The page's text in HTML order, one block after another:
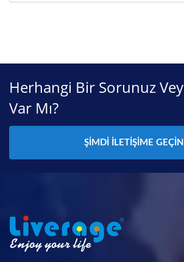
Herhangi Bir Sorunuz
Var Mı?
ŞIMDI İLETIŞIME